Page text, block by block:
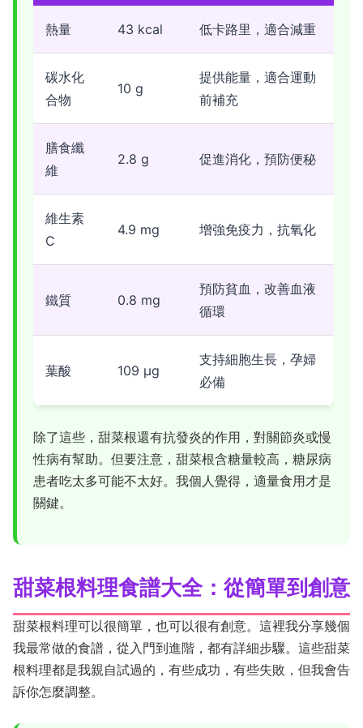
熱量 43 kcal 低卡路里，適合減重
碳水化
合物
10 g
提供能量，適合運動
前補充
膳食纖
維
2.8 g 促進消化，預防便秘
維生素
C
4.9 mg 增強免疫力，抗氧化
鐵質 0.8 mg
預防貧血，改善血液
循環
葉酸 109 μg
支持細胞生長，孕婦
必備
除了這些，甜菜根還有抗發炎的作用，對關節炎或慢
性病有幫助。但要注意，甜菜根含糖量較高，糖尿病
患者吃太多可能不太好。我個人覺得，適量食用才是
關鍵。
甜菜根料理食譜大全：從簡單到創意
甜菜根料理可以很簡單，也可以很有創意。這裡我分享幾個
我最常做的食譜，從入門到進階，都有詳細步驟。這些甜菜
根料理都是我親自試過的，有些成功，有些失敗，但我會告
訴你怎麼調整。